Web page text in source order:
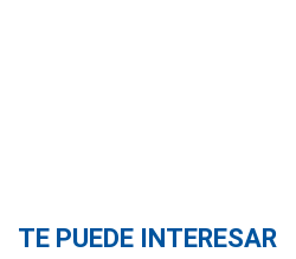
TE PUEDE INTERESAR